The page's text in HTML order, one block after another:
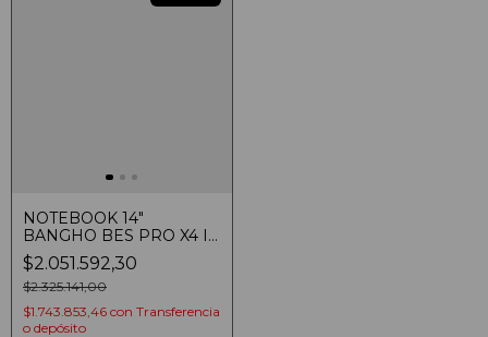
NOTEBOOK 14"
BANGHO BES PRO X4 I7
F i7-1355U 16GB SSD
960GB FHD
$2.051.592,30
$2.325.141,00
$1.743.853,46 con Transferencia
o depósito